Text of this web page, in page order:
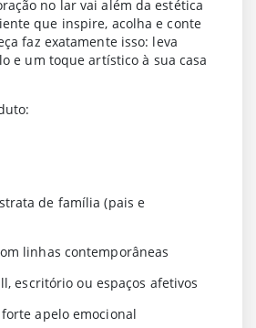
no lar vai além da estética
que inspire, acolha e conte
faz exatamente isso: leva
e um toque artístico à sua casa
de família (pais e
linhas contemporâneas
escritório ou espaços afetivos
apelo emocional